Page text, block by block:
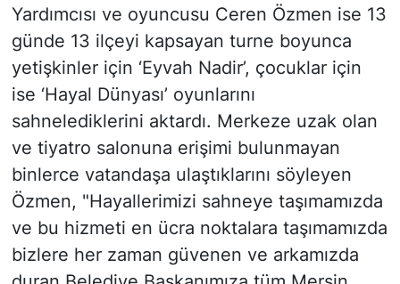
Yardımcısı ve oyuncusu Ceren Özmen ise 13
günde 13 ilçeyi kapsayan turne boyunca
yetişkinler için ‘Eyvah Nadir’, çocuklar için
ise ‘Hayal Dünyası’ oyunlarını
sahnelediklerini aktardı. Merkeze uzak olan
ve tiyatro salonuna erişimi bulunmayan
binlerce vatandaşa ulaştıklarını söyleyen
Özmen, "Hayallerimizi sahneye taşımamızda
ve bu hizmeti en ücra noktalara taşımamızda
bizlere her zaman güvenen ve arkamızda